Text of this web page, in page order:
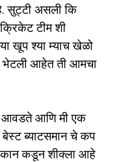
सुट्टी असली कि
टीम शी
खूप श्या म्याच खेळो
आहेत ती आमचा
आवडते आणि मी एक
ब्याटसमान चे कप
कडून शीक्ला आहे